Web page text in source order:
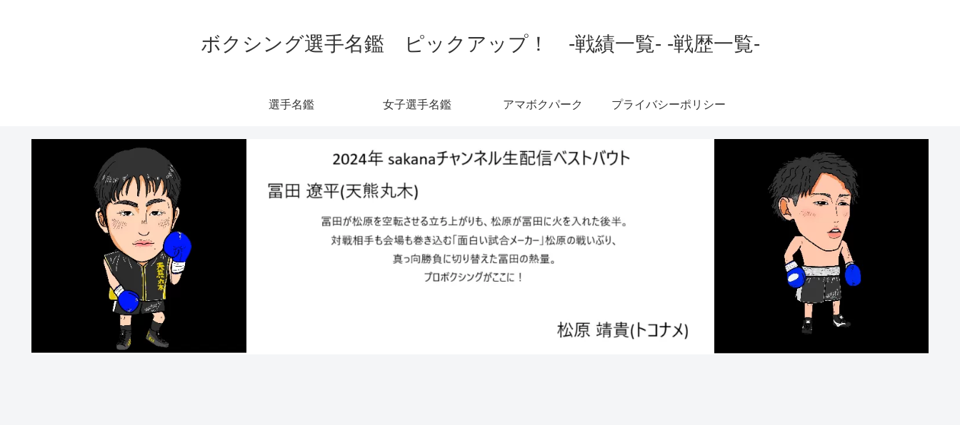
ボクシング選手名鑑 ピックアップ！ -戦績一覧- -戦歴一覧-
選手名鑑 女子選手名鑑 アマボクパーク プライバシーポリシー